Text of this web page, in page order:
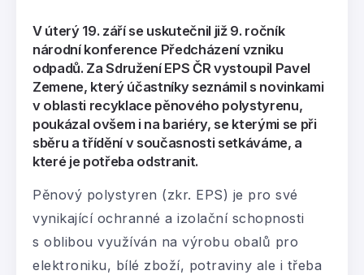
V úterý 19. září se uskutečnil již 9. ročník
národní konference Předcházení vzniku
odpadů. Za Sdružení EPS ČR vystoupil Pavel
Zemene, který účastníky seznámil s novinkami
v oblasti recyklace pěnového polystyrenu,
poukázal ovšem i na bariéry, se kterými se při
sběru a třídění v současnosti setkáváme, a
které je potřeba odstranit.
Pěnový polystyren (zkr. EPS) je pro své
vynikající ochranné a izolační schopnosti
s oblibou využíván na výrobu obalů pro
elektroniku, bílé zboží, potraviny ale i třeba